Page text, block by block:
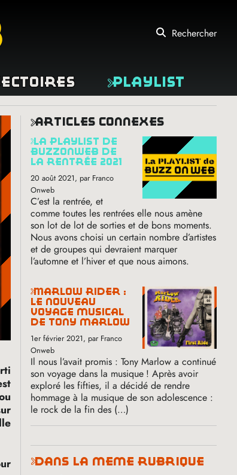
Rechercher
Playlist
articles connexes
la playlist de
buzzonweb de
la rentrée 2021
20 août 2021, par Franco
Onweb
C’est la rentrée, et
comme toutes les rentrées elle nous amène
son lot de lot de sorties et de bons moments.
Nous avons choisi un certain nombre d’artistes
et de groupes qui devraient marquer
l’automne et l’hiver et que nous aimons.
marlow rider :
le nouveau
voyage musical
de tony marlow
1er février 2021, par Franco
Onweb
Il nous l’avait promis : Tony Marlow a continué
son voyage dans la musique ! Après avoir
exploré les fifties, il a décidé de rendre
hommage à la musique de son adolescence :
le rock de la fin des (…)
dans la même rubrique